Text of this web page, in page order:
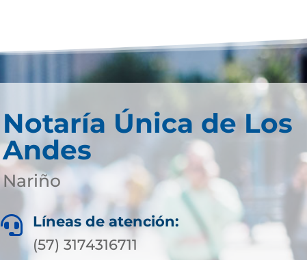
Notaría Única de Los
Andes
Nariño

Líneas de atención:
(57) 3174316711